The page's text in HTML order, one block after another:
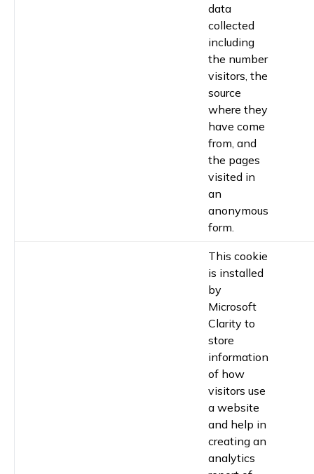
data
collected
including
the number
visitors, the
source
where they
have come
from, and
the pages
visited in
an
anonymous
form.
This cookie
is installed
by
Microsoft
Clarity to
store
information
of how
visitors use
a website
and help in
creating an
analytics